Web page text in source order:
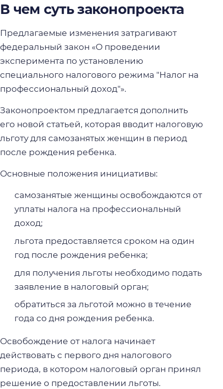
В чем суть законопроекта
Предлагаемые изменения затрагивают
федеральный закон «О проведении
эксперимента по установлению
специального налогового режима "Налог на
профессиональный доход"».
Законопроектом предлагается дополнить
его новой статьей, которая вводит налоговую
льготу для самозанятых женщин в период
после рождения ребенка.
Основные положения инициативы:
самозанятые женщины освобождаются от
уплаты налога на профессиональный
доход;
льгота предоставляется сроком на один
год после рождения ребенка;
для получения льготы необходимо подать
заявление в налоговый орган;
обратиться за льготой можно в течение
года со дня рождения ребенка.
Освобождение от налога начинает
действовать с первого дня налогового
периода, в котором налоговый орган принял
решение о предоставлении льготы.